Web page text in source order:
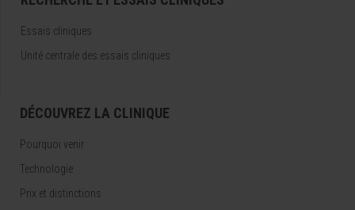
Essais cliniques
Unité centrale des essais cliniques
DÉCOUVREZ LA CLINIQUE
Pourquoi venir
Technologie
Prix et distinctions